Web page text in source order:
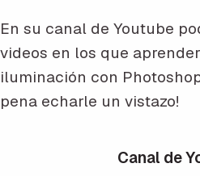
En su canal de Youtube
videos en los que
iluminación con
pena echarle un vistazo!
Canal de